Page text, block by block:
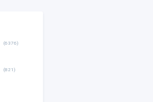
(6376)
(821)